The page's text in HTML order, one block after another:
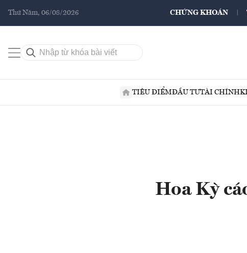
Thứ Năm, 06/08/2026 CHỨNG KHOÁN
TIÊU ĐIỂMĐẦU TƯTÀI CHÍNH
Hoa Kỳ